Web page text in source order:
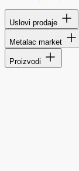
Uslovi prodaje
Metalac market
Proizvodi